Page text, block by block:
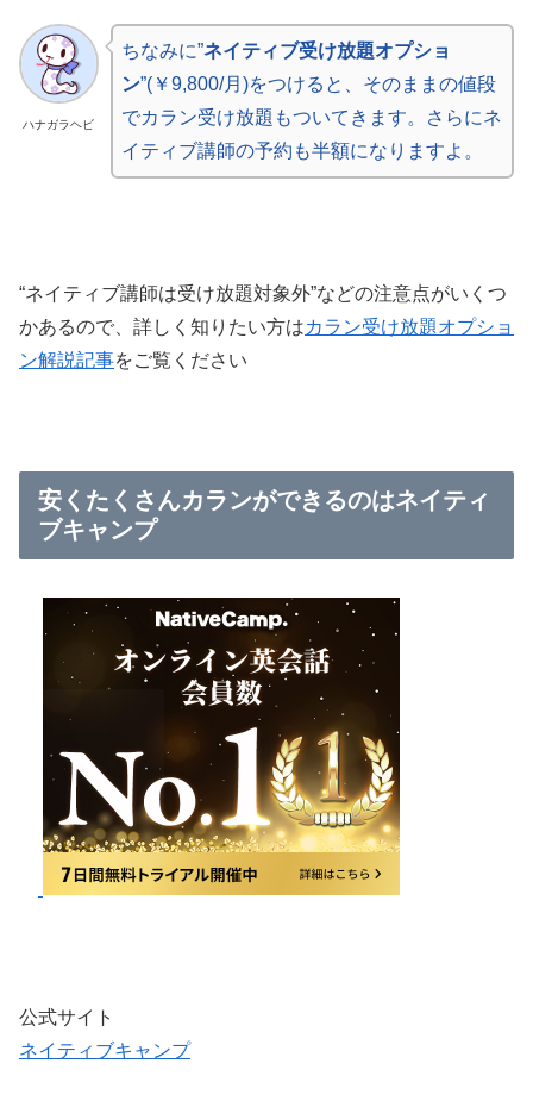
ハナガラヘビ
ちなみに”ネイティブ受け放題オプショ
ン”(￥9,800/月)をつけると、そのままの値段
でカラン受け放題もついてきます。さらにネ
イティブ講師の予約も半額になりますよ。
“ネイティブ講師は受け放題対象外”などの注意点がいくつ
かあるので、詳しく知りたい方はカラン受け放題オプショ
ン解説記事をご覧ください
安くたくさんカランができるのはネイティ
ブキャンプ
公式サイト
ネイティブキャンプ